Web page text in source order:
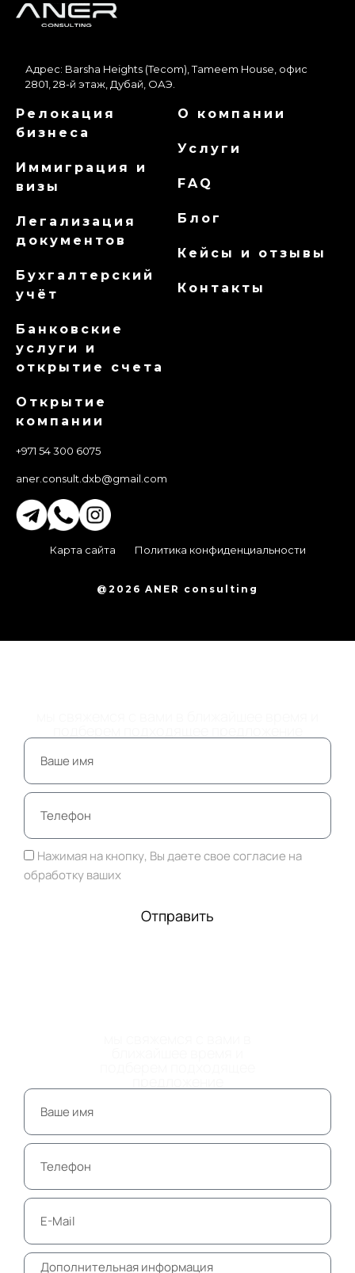
Адрес: Barsha Heights (Tecom), Tameem House, офис
2801, 28-й этаж, Дубай, ОАЭ.
Релокация
бизнеса
Иммиграция и
визы
Легализация
документов
Бухгалтерский
учёт
Банковские
услуги и
открытие счета
Открытие
компании
О компании
Услуги
FAQ
Блог
Кейсы и отзывы
Контакты
+971 54 300 6075
aner.consult.dxb@gmail.com
Карта сайта Политика конфиденциальности
@2026 ANER consulting
Нажимая на кнопку, Вы даете свое согласие на
обработку ваших
Отправить